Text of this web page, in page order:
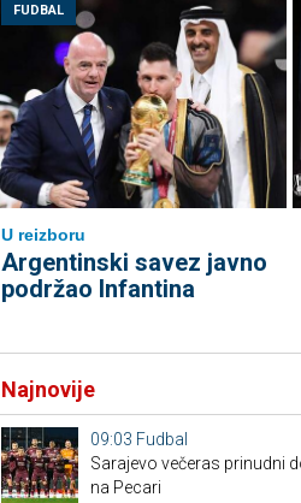
FUDBAL
U reizboru
Argentinski savez javno
podržao Infantina
Najnovije
09:03 Fudbal
Sarajevo večeras prinudni
na Pecari